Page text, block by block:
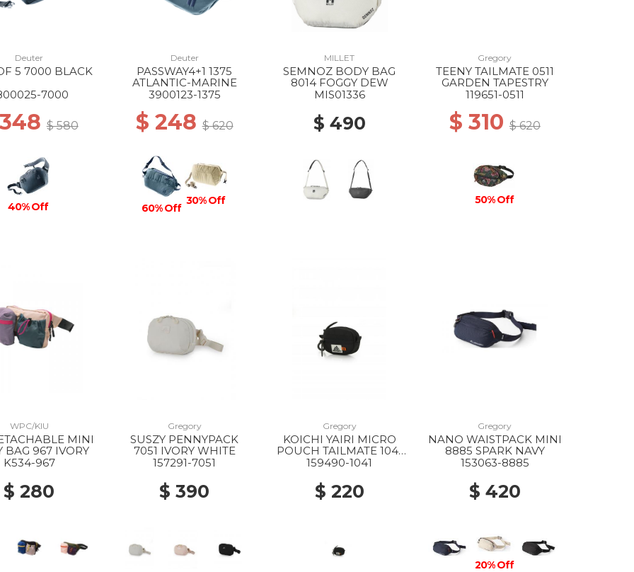
Deuter
5 7000 BLACK
7000
$ 580
40% Off
Deuter
PASSWAY4+1 1375
ATLANTIC-MARINE
3900123-1375
$ 248$ 620
60% Off
30% Off
MILLET
SEMNOZ BODY BAG
8014 FOGGY DEW
MIS01336
$ 490
Gregory
TEENY TAILMATE 0511
GARDEN TAPESTRY
119651-0511
$ 310 $ 620
50% Off
WPC/KIU
MINI
BAG 967 IVORY
K534-967
$ 280
Gregory
SUSZY PENNYPACK
7051 IVORY WHITE
157291-7051
$ 390
Gregory
KOICHI YAIRI MICRO
POUCH TAILMATE 1041
BLACK
159490-1041
$ 220
Gregory
NANO WAISTPACK MINI
8885 SPARK NAVY
153063-8885
$ 420
20% Off